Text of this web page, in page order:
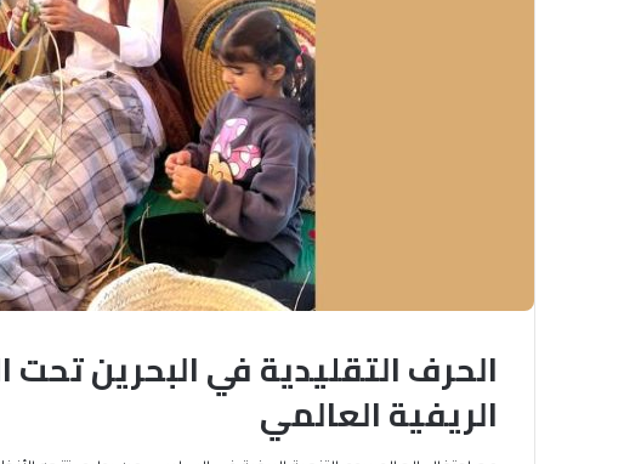
الحرف التقليدية في البحرين تحت
الريفية العالمي